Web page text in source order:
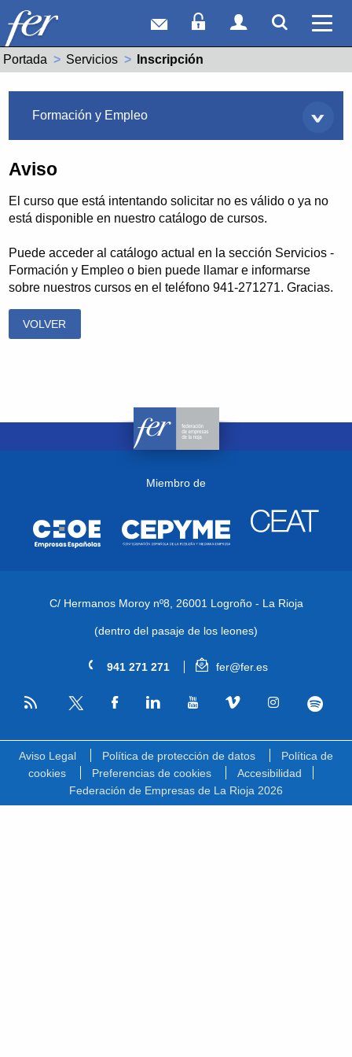
Correo webAcceso Socios
Acceso
Portada Servicios Actual:
Inscripción
Formación y Empleo
Aviso
El curso que está intentando solicitar no es válido o ya no
está disponible en nuestro catálogo de cursos.
Puede acceder al catálogo actual en la sección Servicios -
Formación y Empleo o bien puede llamar e informarse
sobre nuestros cursos en el teléfono 941-271271. Gracias.
VOLVER
Miembro de
C/ Hermanos Moroy nº8, 26001 Logroño - La Rioja
(dentro del pasaje de los leones)
941 271 271 fer@fer.es
RSS
Aviso Legal Política de protección de datos
Política de
cookies
Preferencias de cookies
Accesibilidad
Federación de Empresas de La Rioja 2026